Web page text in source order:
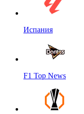
Испания
F1 Top News